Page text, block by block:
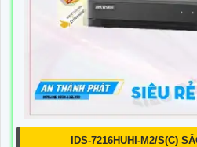
IDS-7216HUHI-M2/S(C)